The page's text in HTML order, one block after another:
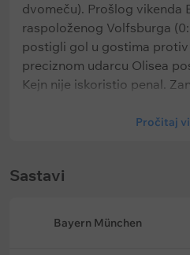
dvomeču). Prošlog vikenda
raspoloženog Volfsburga
postigli gol u gostima
preciznom udarcu Olisea
Kejn nije iskoristio penal.
Ključni podaci o Bajernu:
Pročitaj
Sastavi
Bayern München